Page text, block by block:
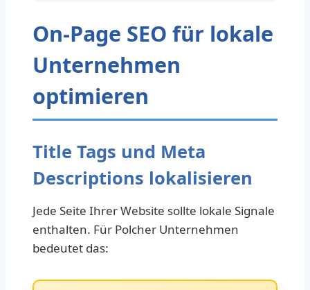
On-Page SEO für lokale
Unternehmen
optimieren
Title Tags und Meta
Descriptions lokalisieren
Jede Seite Ihrer Website sollte lokale Signale
enthalten. Für Polcher Unternehmen
bedeutet das: